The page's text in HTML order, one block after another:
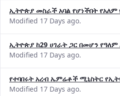
ኢትዮጵያ መስራች አባል የሆነችበት የአለም
Modified 17 Days ago.
ኢትዮጵያ ከ29 ሀገራት ጋር በመሆን
Modified 17 Days ago.
የተባበሩት አረብ ኤምሬቶች ሚኒስትር
Modified 17 Days ago.